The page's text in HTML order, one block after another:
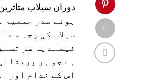
ہوئے صدر جمعیۃ
سیلاب کی وجہ سے
فیصلے پہ سر
ہے جو ہر
اس کے خدام اور